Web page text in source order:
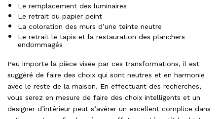
Le remplacement des luminaires
Le retrait du papier peint
La coloration des murs d’une teinte neutre
Le retrait le tapis et la restauration des planchers
endommagés
Peu importe la pièce visée par ces transformations, il est
suggéré de faire des choix qui sont neutres et en harmonie
avec le reste de la maison. En effectuant des recherches,
vous serez en mesure de faire des choix intelligents et un
designer d’intérieur peut s’avérer un excellent complice dans